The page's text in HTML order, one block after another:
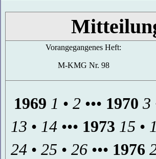
Vorangegangenes Heft:
M-KMG Nr. 98
1969 1 • 2 ••• 1970 3
13 • 14••• 1973 15 •
24• 25 • 26••• 1976